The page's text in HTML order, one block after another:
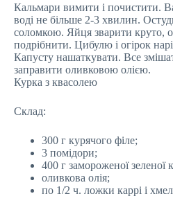
Кальмари вимити і почистити.
воді не більше 2-3 хвилин.
соломкою. Яйця зварити круто,
подрібнити. Цибулю і огірок
Капусту нашаткувати. Все
заправити оливковою олією.
Курка з квасолею
Склад:
300 г курячого філе;
3 помідори;
400 г замороженої зеленої
оливкова олія;
по 1/2 ч. ложки каррі і